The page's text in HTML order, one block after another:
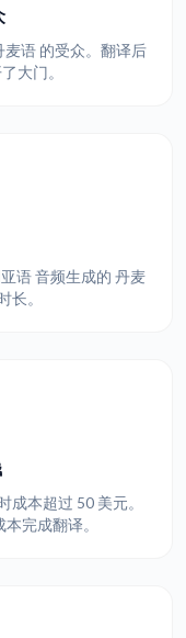
语 的受众。翻译后
大门。
语 音频生成的 丹麦
长。
成本超过 50 美元。
完成翻译。